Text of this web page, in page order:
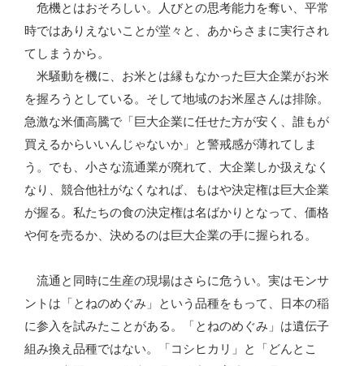
精
緻
に”
の
操
の
登
場
危機とはおそろしい。人びとの思考能力を奪い、平常
時ではありえないことが堂々と、あからさまに実行され
てしまうから。
米騒動を機に、お米とは縁もなかった巨大企業がお米
を握ろうとしている。そして地域のお米屋さんは排除。
急激な米価高騰で「巨大企業に任せた方が安く、誰もが
買えるからいいんじゃないか」と警戒感が薄れてしま
う。でも、小さな流通業が廃れて、大企業しか扱えなく
なり、競合他社がなくなれば、もはや決定権は巨大企業
が握る。私たちの食の決定権は名ばかりとなって、価格
や何を売るか、決めるのは巨大企業の手に握られる。
流通と同時に生産の現場はさらに危うい。実はモンサ
ントは「とねのめぐみ」という品種をもって、日本の稲
に参入を試みたことがある。「とねのめぐみ」は遺伝子
組み換え品種ではない。「コシヒカリ」と「どんとこ